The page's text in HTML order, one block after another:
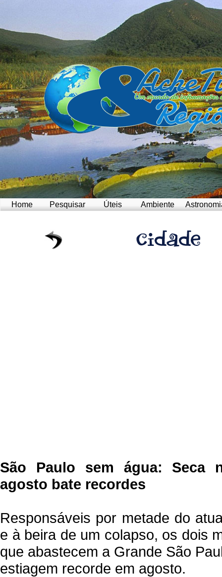
Home Pesquisar Úteis Ambiente
São Paulo sem água: Seca
agosto bate recordes
Responsáveis por metade do
e à beira de um colapso, os dois
que abastecem a Grande São
estiagem recorde em agosto.